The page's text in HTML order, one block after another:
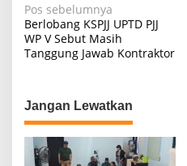
N
a
v
g
a
s
Pos sebelumnya
Berlobang KSPJJ UPTD PJJ
WP V Sebut Masih
Tanggung Jawab Kontraktor
Jangan Lewatkan